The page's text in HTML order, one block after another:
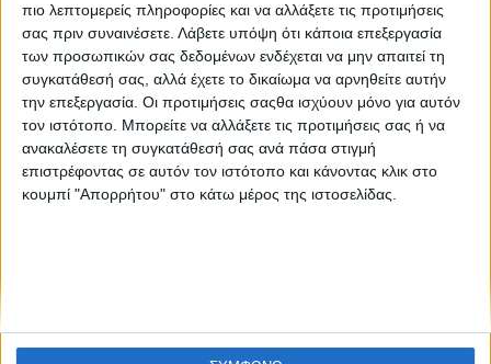
πιο λεπτομερείς πληροφορίες και να αλλάξετε τις προτιμήσεις
σας πριν συναινέσετε. Λάβετε υπόψη ότι κάποια επεξεργασία
των προσωπικών σας δεδομένων ενδέχεται να μην απαιτεί τη
συγκατάθεσή σας, αλλά έχετε το δικαίωμα να αρνηθείτε αυτήν
την επεξεργασία. Οι προτιμήσεις σαςθα ισχύουν μόνο για αυτόν
τον ιστότοπο. Μπορείτε να αλλάξετε τις προτιμήσεις σας ή να
ανακαλέσετε τη συγκατάθεσή σας ανά πάσα στιγμή
επιστρέφοντας σε αυτόν τον ιστότοπο και κάνοντας κλικ στο
κουμπί "Απορρήτου" στο κάτω μέρος της ιστοσελίδας.
None feed
NEWSLETTER